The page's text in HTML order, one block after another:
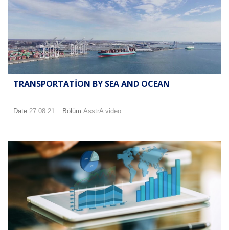
TRANSPORTATION BY SEA AND OCEAN
Date 27.08.21 Bölüm AsstrA video